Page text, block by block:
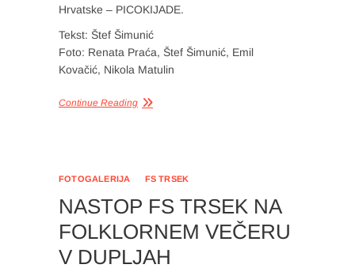
Hrvatske – PICOKIJADE.
Tekst: Štef Šimunić
Foto: Renata Praća, Štef Šimunić, Emil
Kovačić, Nikola Matulin
Continue Reading
FOTOGALERIJA FS TRSEK
NASTOP FS TRSEK NA
FOLKLORNEM VEČERU
V DUPLJAH